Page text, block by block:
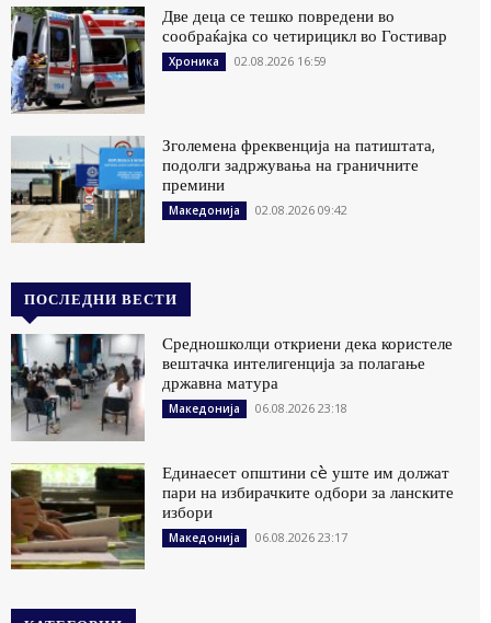
Две деца се тешко повредени во
сообраќајка со четирицикл во Гостивар
Хроника 02.08.2026 16:59
Зголемена фреквенција на патиштата,
подолги задржувања на граничните
премини
Македонија 02.08.2026 09:42
ПОСЛЕДНИ ВЕСТИ
Средношколци откриени дека користеле
вештачка интелигенција за полагање
државна матура
Македонија 06.08.2026 23:18
Единаесет општини сè уште им должат
пари на избирачките одбори за ланските
избори
Македонија 06.08.2026 23:17